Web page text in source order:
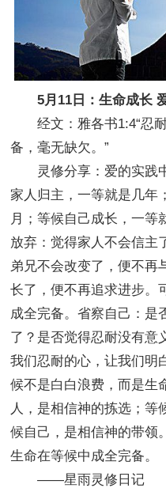
5月11日：生命成长
经文：雅各书1:4“忍耐
备，毫无缺欠。”
灵修分享：爱的实践
家人归主，一等就是几年
月；等候自己成长，一等
放弃：觉得家人不会信主
弟兄不会改变了，便不再
长了，便不再追求进步。
成全完备。省察自己：是
了？是否觉得忍耐没有意
我们忍耐的心，让我们明
候不是白白浪费，而是生
人，是相信神的拣选；等
候自己，是相信神的带领
生命在等候中成全完备。
——星雨灵修日记